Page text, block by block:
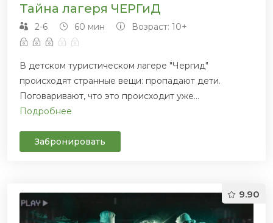
Тайна лагеря ЧЕРГиД
2-6 60 мин Возраст: 10+
В детском туристическом лагере "Чергид"
происходят странные вещи: пропадают дети.
Поговаривают, что это происходит уже...
Подробнее
Забронировать
9.90